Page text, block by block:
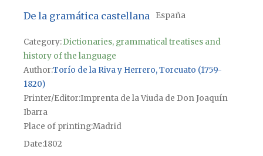
De la gramática castellana España
Category:Dictionaries, grammatical treatises and
history of the language
Author Torío de la Riva y Herrero, Torcuato (1759-
1820)
Printer/Editor Imprenta de la Viuda de Don Joaquín
Ibarra
Place of printingMadrid
Date1802